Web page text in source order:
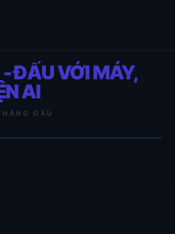
- ĐẤU VỚI MÁY,
AI
ĐẦU